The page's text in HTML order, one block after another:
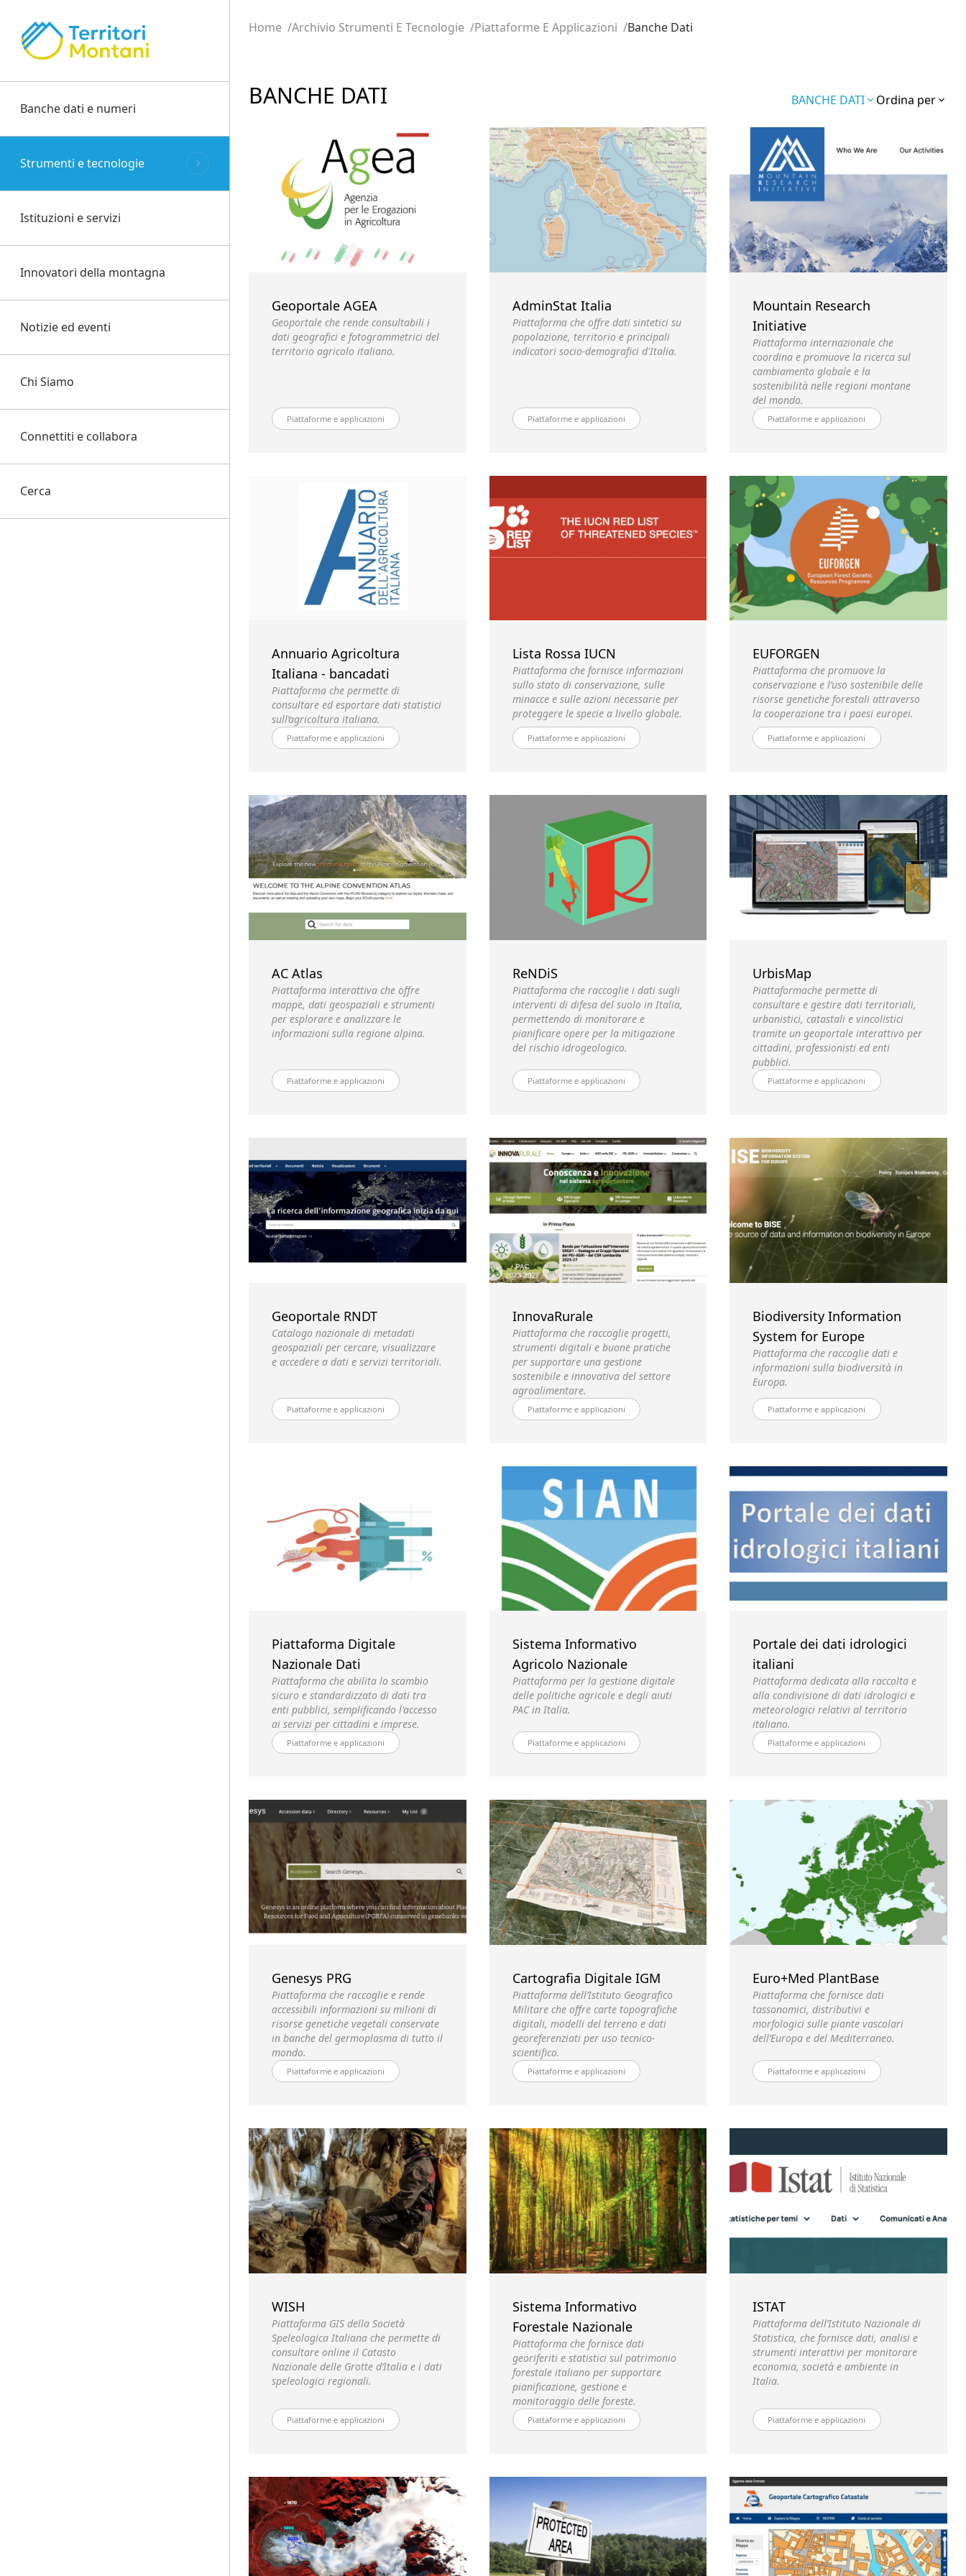
Banche dati e numeri
Strumenti e tecnologie
Istituzioni e servizi
Innovatori della montagna
Notizie ed eventi
Chi Siamo
Connettiti e collabora
Cerca
Home Archivio Strumenti E Tecnologie Piattaforme E Applicazioni Banche Dati
BANCHE DATI BANCHE DATI Ordina per
Geoportale AGEA
Geoportale che rende consultabili i
dati geografici e fotogrammetrici del
territorio agricolo italiano.
Piattaforme e applicazioni
AdminStat Italia
Piattaforma che offre dati sintetici su
popolazione, territorio e principali
indicatori socio-demografici d'Italia.
Piattaforme e applicazioni
Mountain Research
Initiative
Piattaforma internazionale che
coordina e promuove la ricerca sul
cambiamento globale e la
sostenibilità nelle regioni montane
del mondo.
Piattaforme e applicazioni
Annuario Agricoltura
Italiana - bancadati
Piattaforma che permette di
consultare ed esportare dati statistici
sull’agricoltura italiana.
Piattaforme e applicazioni
Lista Rossa IUCN
Piattaforma che fornisce informazioni
sullo stato di conservazione, sulle
minacce e sulle azioni necessarie per
proteggere le specie a livello globale.
Piattaforme e applicazioni
EUFORGEN
Piattaforma che promuove la
conservazione e l’uso sostenibile delle
risorse genetiche forestali attraverso
la cooperazione tra i paesi europei.
Piattaforme e applicazioni
AC Atlas
Piattaforma interattiva che offre
mappe, dati geospaziali e strumenti
per esplorare e analizzare le
informazioni sulla regione alpina.
Piattaforme e applicazioni
ReNDiS
Piattaforma che raccoglie i dati sugli
interventi di difesa del suolo in Italia,
permettendo di monitorare e
pianificare opere per la mitigazione
del rischio idrogeologico.
Piattaforme e applicazioni
UrbisMap
Piattaformache permette di
consultare e gestire dati territoriali,
urbanistici, catastali e vincolistici
tramite un geoportale interattivo per
cittadini, professionisti ed enti
pubblici.
Piattaforme e applicazioni
Geoportale RNDT
Catalogo nazionale di metadati
geospaziali per cercare, visualizzare
e accedere a dati e servizi territoriali.
Piattaforme e applicazioni
InnovaRurale
Piattaforma che raccoglie progetti,
strumenti digitali e buone pratiche
per supportare una gestione
sostenibile e innovativa del settore
agroalimentare.
Piattaforme e applicazioni
Biodiversity Information
System for Europe
Piattaforma che raccoglie dati e
informazioni sulla biodiversità in
Europa.
Piattaforme e applicazioni
Piattaforma Digitale
Nazionale Dati
Piattaforma che abilita lo scambio
sicuro e standardizzato di dati tra
enti pubblici, semplificando l'accesso
ai servizi per cittadini e imprese.
Piattaforme e applicazioni
Sistema Informativo
Agricolo Nazionale
Piattaforma per la gestione digitale
delle politiche agricole e degli aiuti
PAC in Italia.
Piattaforme e applicazioni
Portale dei dati idrologici
italiani
Piattaforma dedicata alla raccolta e
alla condivisione di dati idrologici e
meteorologici relativi al territorio
italiano.
Piattaforme e applicazioni
Genesys PRG
Piattaforma che raccoglie e rende
accessibili informazioni su milioni di
risorse genetiche vegetali conservate
in banche del germoplasma di tutto il
mondo.
Piattaforme e applicazioni
Cartografia Digitale IGM
Piattaforma dell’Istituto Geografico
Militare che offre carte topografiche
digitali, modelli del terreno e dati
georeferenziati per uso tecnico-
scientifico.
Piattaforme e applicazioni
Euro+Med PlantBase
Piattaforma che fornisce dati
tassonomici, distributivi e
morfologici sulle piante vascolari
dell’Europa e del Mediterraneo.
Piattaforme e applicazioni
WISH
Piattaforma GIS della Società
Speleologica Italiana che permette di
consultare online il Catasto
Nazionale delle Grotte d’Italia e i dati
speleologici regionali.
Piattaforme e applicazioni
Sistema Informativo
Forestale Nazionale
Piattaforma che fornisce dati
georiferiti e statistici sul patrimonio
forestale italiano per supportare
pianificazione, gestione e
monitoraggio delle foreste.
Piattaforme e applicazioni
ISTAT
Piattaforma dell’Istituto Nazionale di
Statistica, che fornisce dati, analisi e
strumenti interattivi per monitorare
economia, società e ambiente in
Italia.
Piattaforme e applicazioni